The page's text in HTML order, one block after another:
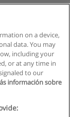
on a device,
data. You may
including your
or at any time in
to our
información sobre